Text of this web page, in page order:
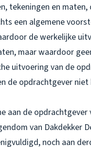
tekeningen en
een algemene
de werkelijke
maar waardoor
uitvoering van de
de opdrachtgever
aan de
van Dakdekker
noch aan